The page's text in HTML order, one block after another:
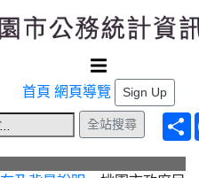
首頁 網頁導覽 Sign Up
全站搜尋